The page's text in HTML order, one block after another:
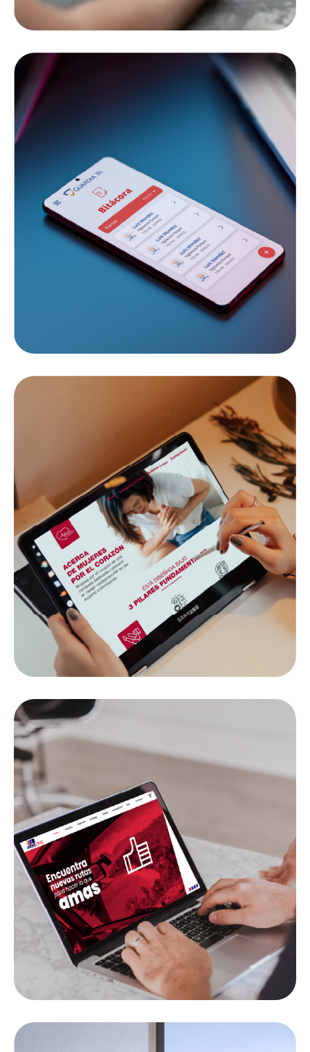
GUARDIA YA
MUJERES POR EL CORAZÓN
REFRIGERANTES FREEZING